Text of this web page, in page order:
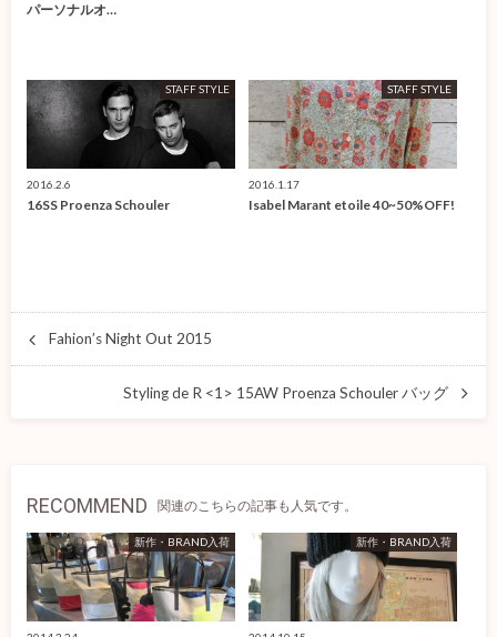
パーソナルオ…
STAFF STYLE
2016.2.6
16SS Proenza Schouler
STAFF STYLE
2016.1.17
Isabel Marant etoile 40~50%OFF!
Fahion’s Night Out 2015
Styling de R <1> 15AW Proenza Schouler バッグ
RECOMMEND 関連のこちらの記事も人気です。
新作・BRAND入荷 新作・BRAND入荷